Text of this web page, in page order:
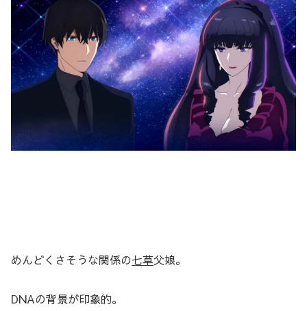
めんどくさそうな関係の七草父娘。
DNAの背景が印象的。